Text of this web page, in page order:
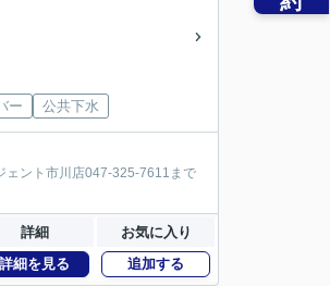
ー 公共下水
ェント市川店047-325-7611まで
詳細 お気に入り
詳細を見る 追加する